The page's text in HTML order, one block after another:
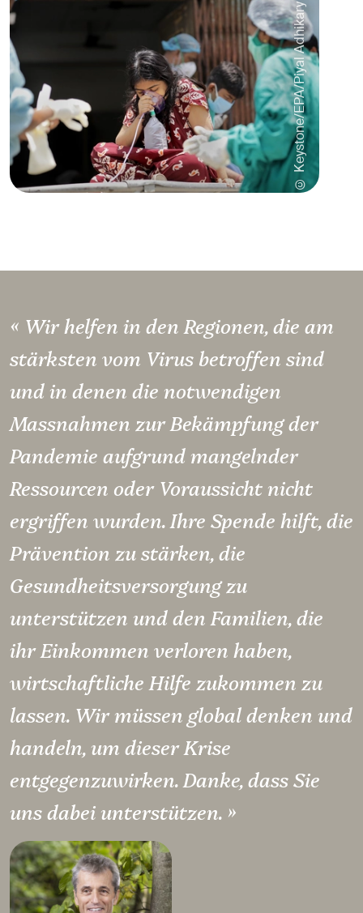
© Keystone/EPA/Piyal Adhikary
« Wir helfen in den Regionen, die am
stärksten vom Virus betroffen sind
und in denen die notwendigen
Massnahmen zur Bekämpfung der
Pandemie aufgrund mangelnder
Ressourcen oder Voraussicht nicht
ergriffen wurden. Ihre Spende hilft, die
Prävention zu stärken, die
Gesundheitsversorgung zu
unterstützen und den Familien, die
ihr Einkommen verloren haben,
wirtschaftliche Hilfe zukommen zu
lassen. Wir müssen global denken und
handeln, um dieser Krise
entgegenzuwirken. Danke, dass Sie
uns dabei unterstützen. »